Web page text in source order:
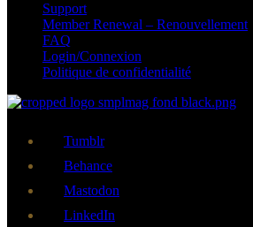
Support
Member Renewal – Renouvellement
FAQ
Login/Connexion
Politique de confidentialité
Tumblr
Behance
Mastodon
LinkedIn